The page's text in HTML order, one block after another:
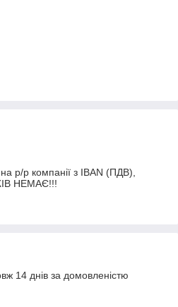
р/р компанії з IBAN (ПДВ),
НЕМАЄ!!!
14 днів за домовленістю